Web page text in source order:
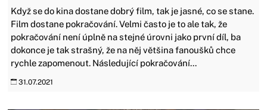
Když se do kina dostane dobrý film, tak je jasné, co se stane.
Film dostane pokračování. Velmi často je to ale tak, že
pokračování není úplně na stejné úrovni jako první díl, ba
dokonce je tak strašný, že na něj většina fanoušků chce
rychle zapomenout. Následující pokračování...
31.07.2021